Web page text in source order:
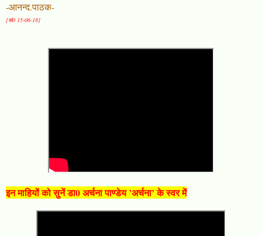
-आनन्द.पाठक-
[सं0 15-06-18]
इन माहियों को सुनें डा0 अर्चना पाण्डेय ’अर्चना’ के स्वर में